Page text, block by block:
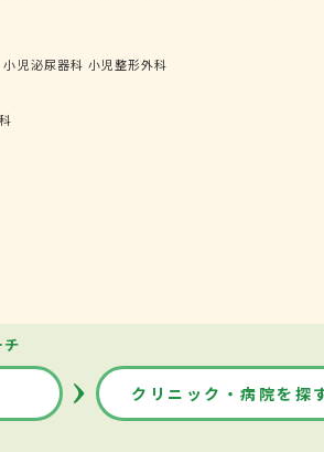
小児泌尿器科 小児整形外科
クリニック・病院を探